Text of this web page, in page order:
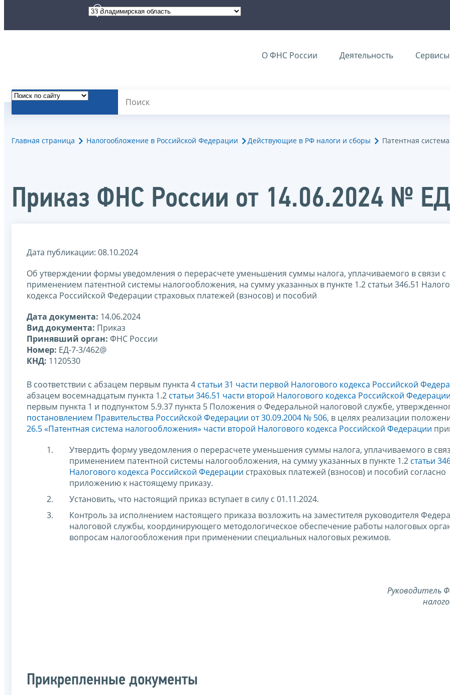
О ФНС России Деятельность Сервисы
Главная страница Налогообложение в Российской Федерации Действующие в РФ налоги и сборы Патентная
Приказ ФНС России от 14.06.2024 №
Дата публикации: 08.10.2024
Об утверждении формы уведомления о перерасчете уменьшения суммы налога, уплачиваемого в связи с
применением патентной системы налогообложения, на сумму указанных в пункте 1.2 статьи 346.51
кодекса Российской Федерации страховых платежей (взносов) и пособий
Дата документа: 14.06.2024
Вид документа: Приказ
Принявший орган: ФНС России
Номер: ЕД-7-3/462@
КНД: 1120530
В соответствии с абзацем первым пункта 4 статьи 31 части первой Налогового кодекса Российской
абзацем восемнадцатым пункта 1.2 статьи 346.51 части второй Налогового кодекса Российской Федерации
первым пункта 1 и подпунктом 5.9.37 пункта 5 Положения о Федеральной налоговой службе,
постановлением Правительства Российской Федерации от 30.09.2004 № 506, в целях реализации
26.5 «Патентная система налогообложения» части второй Налогового кодекса Российской Федерации
Утвердить форму уведомления о перерасчете уменьшения суммы налога, уплачиваемого в
применением патентной системы налогообложения, на сумму указанных в пункте 1.2 статьи
Налогового кодекса Российской Федерации страховых платежей (взносов) и пособий согласно
приложению к настоящему приказу.
Установить, что настоящий приказ вступает в силу с 01.11.2024.
Контроль за исполнением настоящего приказа возложить на заместителя руководителя
налоговой службы, координирующего методологическое обеспечение работы налоговых
вопросам налогообложения при применении специальных налоговых режимов.
Руководитель
Прикрепленные документы